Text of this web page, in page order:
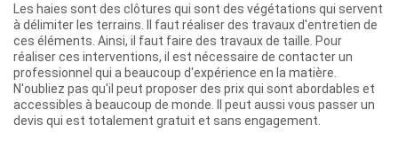
Les haies sont des clôtures qui sont des végétations qui servent
à délimiter les terrains. Il faut réaliser des travaux d'entretien de
ces éléments. Ainsi, il faut faire des travaux de taille. Pour
réaliser ces interventions, il est nécessaire de contacter un
professionnel qui a beaucoup d'expérience en la matière.
N'oubliez pas qu'il peut proposer des prix qui sont abordables et
accessibles à beaucoup de monde. Il peut aussi vous passer un
devis qui est totalement gratuit et sans engagement.